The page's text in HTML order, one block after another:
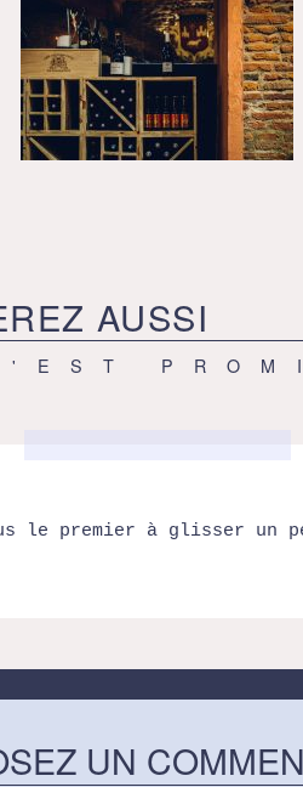
AUSSI
le premier à glisser un
UN